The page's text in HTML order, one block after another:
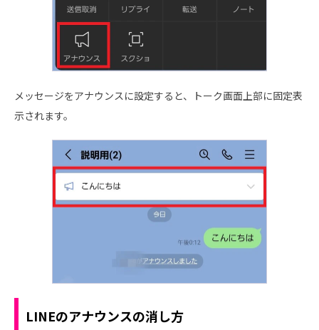
メッセージをアナウンスに設定すると、トーク画面上部に固定表
示されます。
LINEのアナウンスの消し方